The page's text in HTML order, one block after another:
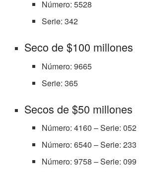
Número: 5528
Serie: 342
Seco de $100 millones
Número: 9665
Serie: 365
Secos de $50 millones
Número: 4160 – Serie: 052
Número: 6540 – Serie: 233
Número: 9758 – Serie: 099